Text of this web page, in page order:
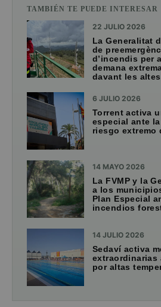
TAMBIÉN TE PUEDE INTERESAR
22 JULIO 2026
La Generalitat
de
d’incendis per
demana
davant les
6 JULIO 2026
Torrent activa
especial ante
riesgo extremo
14 MAYO 2026
La FVMP y la
a los
Plan Especial
incendios
14 JULIO 2026
Sedaví activa
extraordinarias
por altas